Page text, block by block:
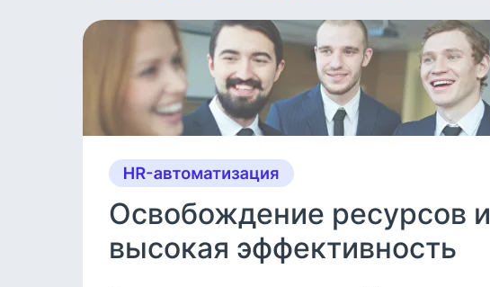
Освобождение ресурсов и
высокая эффективность